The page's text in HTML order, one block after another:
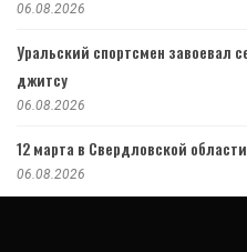
06.08.2026
Уральский спортсмен завоевал
джитсу
06.08.2026
12 марта в Свердловской
06.08.2026